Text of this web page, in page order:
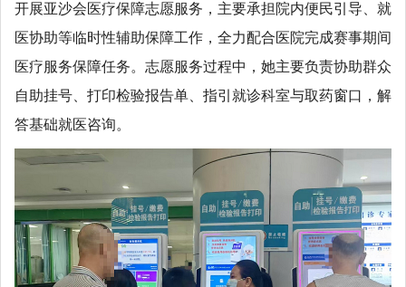
开展亚沙会医疗保障志愿服务，主要承担院内便民引导、就
医协助等临时性辅助保障工作，全力配合医院完成赛事期间
医疗服务保障任务。志愿服务过程中，她主要负责协助群众
自助挂号、打印检验报告单、指引就诊科室与取药窗口，解
答基础就医咨询。